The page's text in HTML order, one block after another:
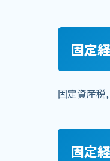
固定
固定資産税
固定